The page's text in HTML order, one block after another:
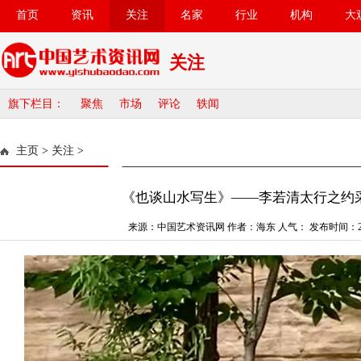
首页 资讯 关注 名家 行业 机构 大
关注
旗下栏目： 聚焦 市场 评论 轶闻
主页 > 关注 >
《也谈山水写生》——李若清太行之约
来源：中国艺术资讯网 作者：海东 人气： 发布时间：